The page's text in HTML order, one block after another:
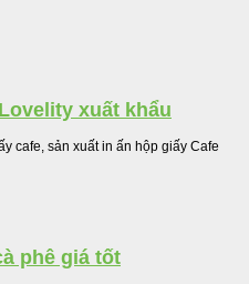
xuất khẩu
cafe, sản xuất in ấn hộp giấy Cafe
phê giá tốt